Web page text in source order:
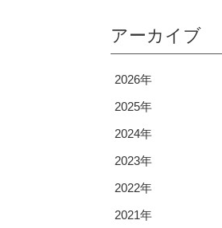
アーカイブ
2026年
2025年
2024年
2023年
2022年
2021年